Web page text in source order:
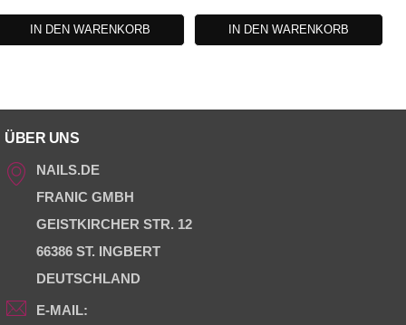
IN DEN WARENKORB IN DEN WARENKORB
ÜBER UNS
NAILS.DE
FRANIC GMBH
GEISTKIRCHER STR. 12
66386 ST. INGBERT
DEUTSCHLAND
E-MAIL: